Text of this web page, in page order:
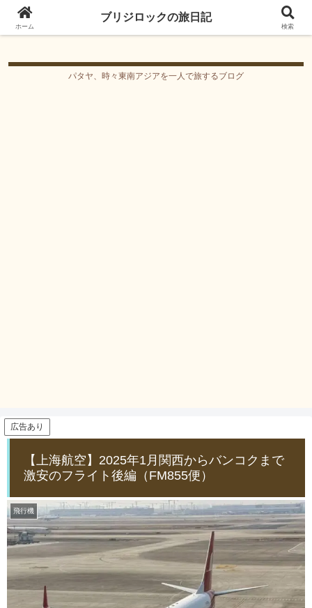
ブリジロックの旅日記
パタヤ、時々東南アジアを一人で旅するブログ
広告あり
【上海航空】2025年1月関西からバンコクまで
激安のフライト後編（FM855便）
飛行機
ホーム
ブリジロックの旅日記
検索